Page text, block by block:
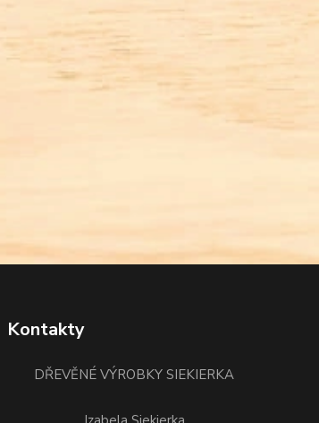
Kontakty
DŘEVĚNÉ VÝROBKY SIEKIERKA